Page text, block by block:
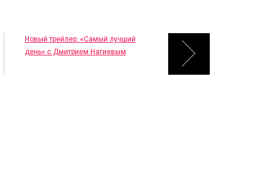
Новый трейлер: «Самый лучший
день» с Дмитрием Нагиевым